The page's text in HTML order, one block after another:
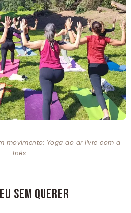
movimento: Yoga ao ar livre com a
Inês.
SEM QUERER